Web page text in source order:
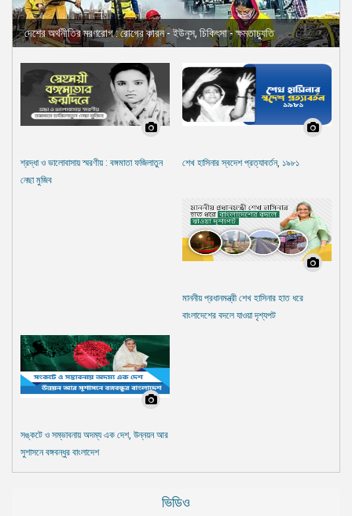
ইশতেহার
দেশের অর্থনীতির মরণরোগ : রোগের কারন - ইউনুস, চিকিৎসা - ক্ষমতাচ্যুতি
শ্রদ্ধা ও ভালোবাসায় স্মরণীয় : বঙ্গমাতা ফজিলাতুন
নেছা মুজিব
শেখ হাসিনার স্বদেশ প্রত্যাবর্তন, ১৯৮১
মাননীয় প্রধানমন্ত্রী শেখ হাসিনার হাত ধরে
বাংলাদেশের বদলে যাওয়া দৃশ্যপট
সঙ্কটে ও সম্ভাবনায় অদম্য এক দেশ, উন্নয়ন আর
সুশাসনে বঙ্গবন্ধুর বাংলাদেশ
ভিডিও